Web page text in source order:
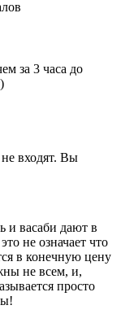
за 3 часа до
входят. Вы
и васаби дают в
не означает что
в конечную цену
не всем, и,
просто